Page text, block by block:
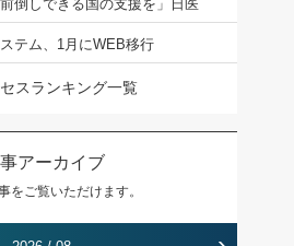
倒しできる国の支援を」日医
テム、1月にWEB移行
スランキング一覧
アーカイブ
をご覧いただけます。